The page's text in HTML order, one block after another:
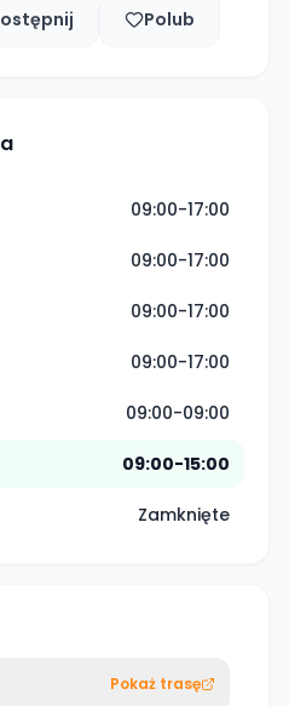
Polub
09:00-17:00
09:00-17:00
09:00-17:00
09:00-17:00
09:00-09:00
09:00-15:00
Zamknięte
Pokaż trasę